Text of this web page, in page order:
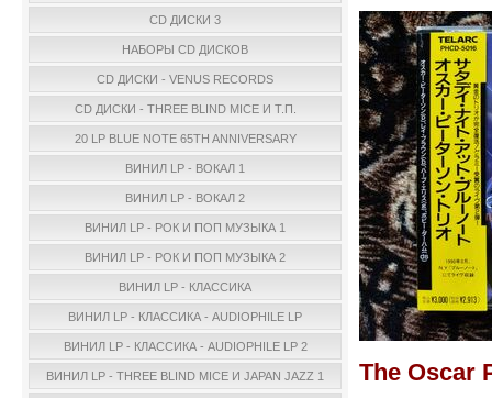
CD ДИСКИ 3
НАБОРЫ CD ДИСКОВ
CD ДИСКИ - VENUS RECORDS
CD ДИСКИ - THREE BLIND MICE И Т.П.
20 LP BLUE NOTE 65TH ANNIVERSARY
ВИНИЛ LP - ВОКАЛ 1
ВИНИЛ LP - ВОКАЛ 2
ВИНИЛ LP - РОК И ПОП МУЗЫКА 1
ВИНИЛ LP - РОК И ПОП МУЗЫКА 2
ВИНИЛ LP - КЛАССИКА
ВИНИЛ LP - КЛАССИКА - AUDIOPHILE LP
ВИНИЛ LP - КЛАССИКА - AUDIOPHILE LP 2
ВИНИЛ LP - THREE BLIND MICE И JAPAN JAZZ 1
The Oscar